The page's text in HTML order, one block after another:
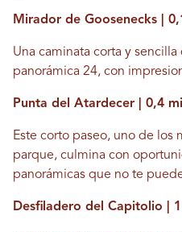
Mirador de Goosenecks |
Una caminata corta y
panorámica 24, con
Punta del Atardecer | 0,4
Este corto paseo, uno de los
parque, culmina con
panorámicas que no te
Desfiladero del Capitolio |